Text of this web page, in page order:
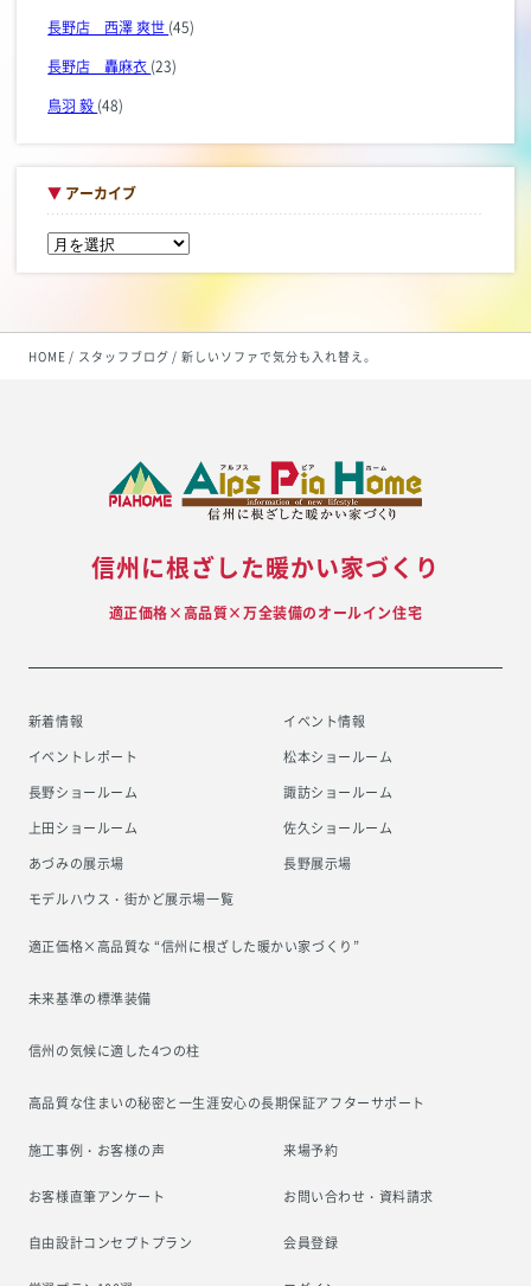
HOME スタッフブログ 新しいソファで気分も入れ替え。
長野店 西澤 爽世 (45)
長野店 轟麻衣 (23)
鳥羽 毅 (48)
▼ アーカイブ
信州に根ざした暖かい家づくり
適正価格×高品質×万全装備のオールイン住宅
新着情報
イベント情報
イベントレポート
松本ショールーム
長野ショールーム
諏訪ショールーム
上田ショールーム
佐久ショールーム
あづみの展示場
長野展示場
モデルハウス・街かど展示場一覧
適正価格×高品質な “信州に根ざした暖かい家づくり”
未来基準の標準装備
信州の気候に適した4つの柱
高品質な住まいの秘密と一生涯安心の長期保証アフターサポート
施工事例・お客様の声
お客様直筆アンケート
自由設計コンセプトプラン
来場予約
お問い合わせ・資料請求
会員登録